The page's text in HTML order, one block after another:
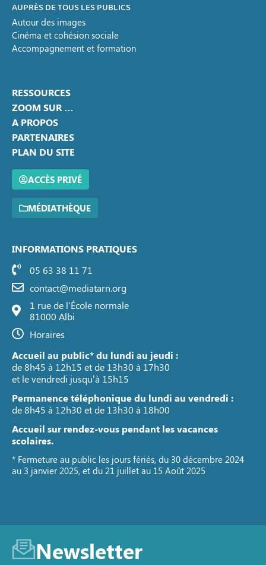
AUPRÈS DE TOUS LES PUBLICS
Autour des images
Cinéma et cohésion sociale
Accompagnement et formation
RESSOURCES
ZOOM SUR …
A PROPOS
PARTENAIRES
PLAN DU SITE
ACCÈS PRIVÉ
MÉDIATHÈQUE
INFORMATIONS PRATIQUES
05 63 38 11 71
contact@mediatarn.org
1 rue de l'École normale
81000 Albi
Horaires
Accueil au public* du lundi au jeudi :
de 8h45 à 12h15 et de 13h30 à 17h30
et le vendredi jusqu’à 15h15
Permanence téléphonique du lundi au vendredi :
de 8h45 à 12h30 et de 13h30 à 18h00
Accueil sur rendez-vous pendant les vacances
scolaires.
* Fermeture au public les jours fériés, du 30 décembre 2024
au 3 janvier 2025, et du 21 juillet au 15 Août 2025
Newsletter